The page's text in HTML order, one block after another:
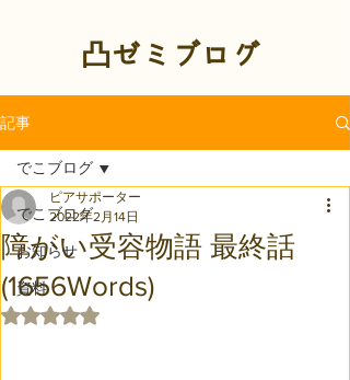
凸ゼミブログ
記事
でこブログ
お知らせ
資料
でこブログ
障がい受容物語 最終話
(1656Words)
ピアサポーター
2022年2月14日
5つ星のうちNaNと評価されています。